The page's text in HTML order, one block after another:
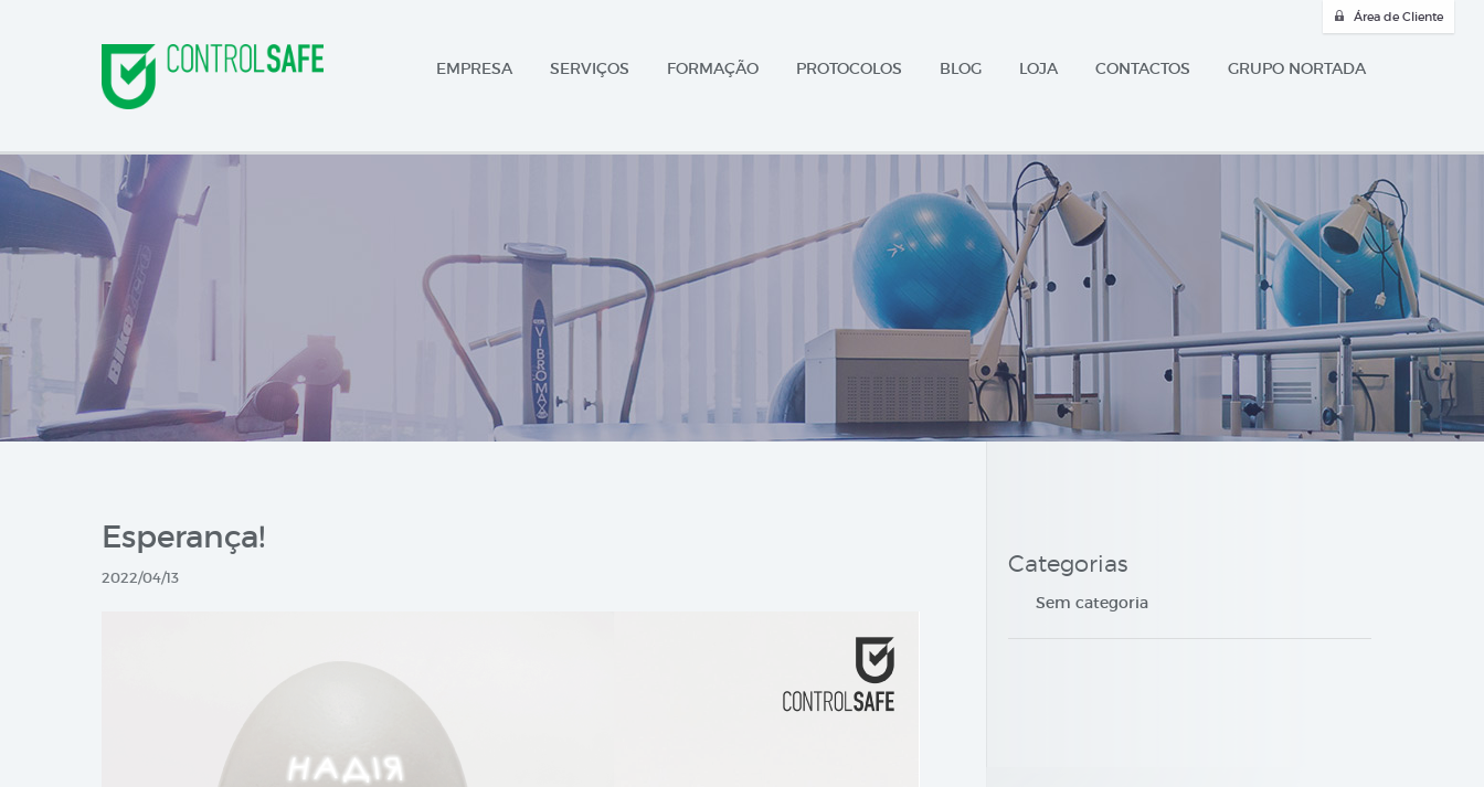
Área de Cliente
EMPRESA SERVIÇOS FORMAÇÃO PROTOCOLOS BLOG LOJA CONTACTOS GRUPO NORTADA
Esperança!
2022/04/13
Categorias
Sem categoria